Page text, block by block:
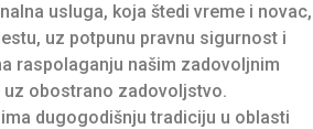
usluga, koja štedi vreme i novac,
uz potpunu pravnu sigurnost i
raspolaganju našim zadovoljnim
uz obostrano zadovoljstvo.
dugogodišnju tradiciju u oblasti